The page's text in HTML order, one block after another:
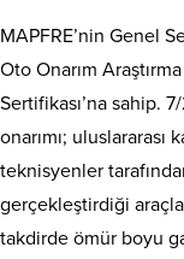
MAPFRE’nin Genel
Oto Onarım
Sertifikası’na sahip.
onarımı;
teknisyenler
gerçekleştirdiği
takdirde ömür boyu